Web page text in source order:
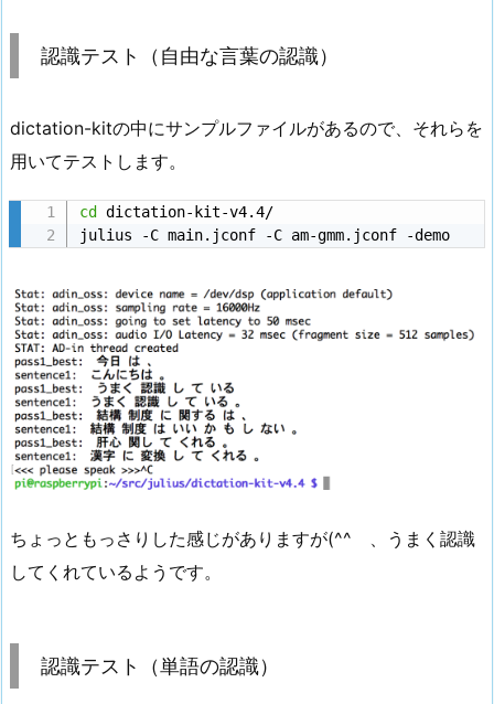
認識テスト（自由な言葉の認識）
dictation-kitの中にサンプルファイルがあるので、それらを
用いてテストします。
cd
dictation-kit-v4.4/
julius -C main.jconf -C am-gmm.jconf -demo
ちょっともっさりした感じがありますが(^^ゞ、うまく認識
してくれているようです。
認識テスト（単語の認識）